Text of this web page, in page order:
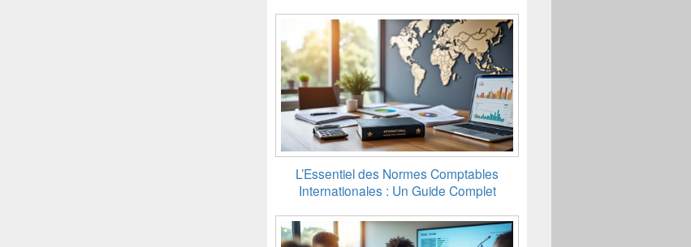
L’Essentiel des Normes Comptables
Internationales : Un Guide Complet